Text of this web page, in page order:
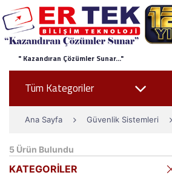
" Kazandıran Çözümler Sunar..."
Tüm Kategoriler
Ana Sayfa Güvenlik Sistemleri
5 Ürün Bulundu
KATEGORİLER